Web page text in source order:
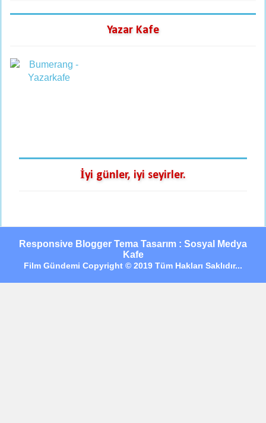
Yazar Kafe
İyi günler, iyi seyirler.
Responsive Blogger Tema Tasarım : Sosyal Medya
Kafe
Film Gündemi Copyright © 2019 Tüm Hakları Saklıdır...